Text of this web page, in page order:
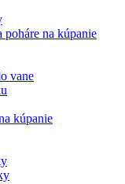
poháre na kúpanie
vane
kúpanie